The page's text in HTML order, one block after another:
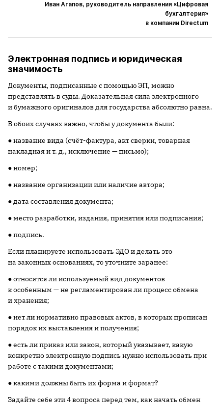
Иван Агапов, руководитель направления «Цифровая
бухгалтерия»
в компании Directum
Электронная подпись и юридическая
значимость
Документы, подписанные с помощью ЭП, можно
представлять в суды. Доказательная сила электронного
и бумажного оригиналов для государства абсолютно равна.
В обоих случаях важно, чтобы у документа были:
● название вида (счёт-фактура, акт сверки, товарная
накладная и т. д., исключение — письмо);
● номер;
● название организации или наличие автора;
● дата составления документа;
● место разработки, издания, принятия или подписания;
● подпись.
Если планируете использовать ЭДО и делать это
на законных основаниях, то уточните заранее:
● относятся ли используемый вид документов
к особенным — не регламентирован ли процесс обмена
и хранения;
● нет ли нормативно правовых актов, в которых прописан
порядок их выставления и получения;
● есть ли приказ или закон, который указывает, какую
конкретно электронную подпись нужно использовать при
работе с такими документами;
● какими должны быть их форма и формат?
Задайте себе эти 4 вопроса перед тем, как начать обмен